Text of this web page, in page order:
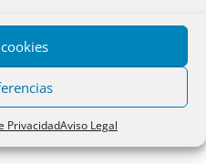
PrivacidadAviso Legal
valores catastrales en un
o los correspondientes
posteriores a 1º de enero